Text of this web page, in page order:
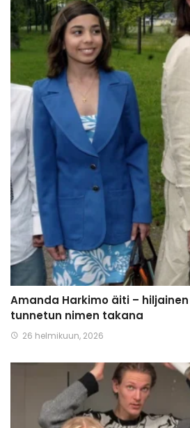
Amanda Harkimo äiti –
tunnetun nimen takana
26 helmikuun, 2026